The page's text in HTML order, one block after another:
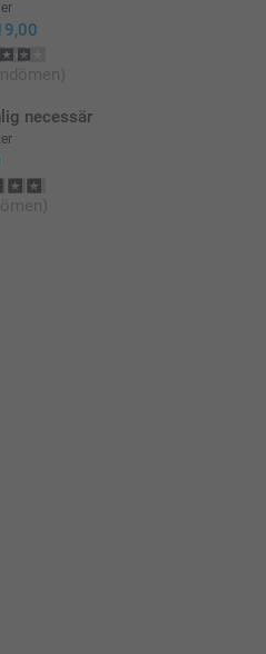
necessär